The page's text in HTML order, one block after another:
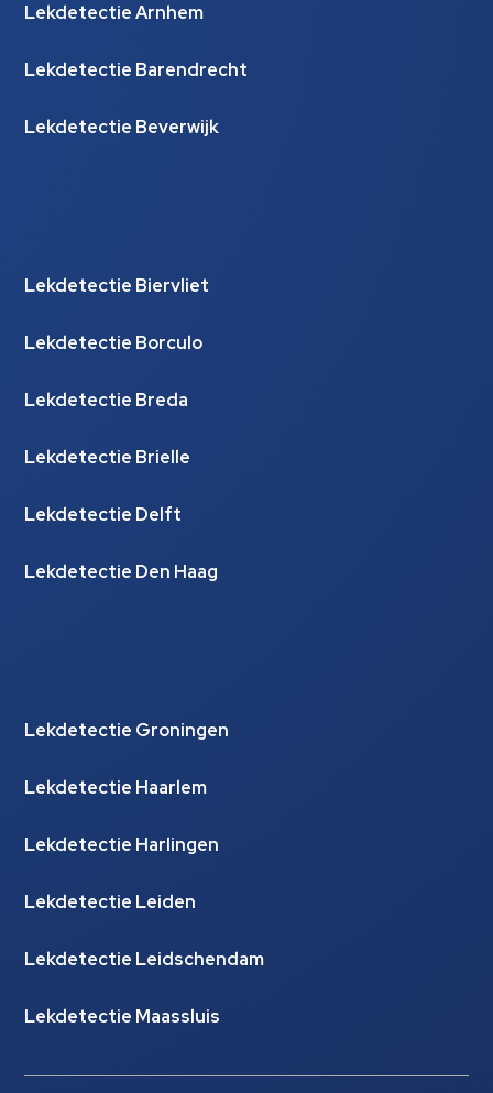
Lekdetectie Arnhem
Lekdetectie Barendrecht
Lekdetectie Beverwijk
Lekdetectie Biervliet
Lekdetectie Borculo
Lekdetectie Breda
Lekdetectie Brielle
Lekdetectie Delft
Lekdetectie Den Haag
Lekdetectie Groningen
Lekdetectie Haarlem
Lekdetectie Harlingen
Lekdetectie Leiden
Lekdetectie Leidschendam
Lekdetectie Maassluis